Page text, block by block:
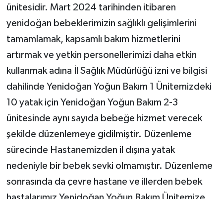
ünitesidir. Mart 2024 tarihinden itibaren
yenidoğan bebeklerimizin sağlıklı gelişimlerini
tamamlamak, kapsamlı bakım hizmetlerini
artırmak ve yetkin personellerimizi daha etkin
kullanmak adına İl Sağlık Müdürlüğü izni ve bilgisi
dahilinde Yenidoğan Yoğun Bakım 1 Ünitemizdeki
10 yatak için Yenidoğan Yoğun Bakım 2-3
ünitesinde aynı sayıda bebeğe hizmet verecek
şekilde düzenlemeye gidilmiştir. Düzenleme
sürecinde Hastanemizden il dışına yatak
nedeniyle bir bebek sevki olmamıştır. Düzenleme
sonrasında da çevre hastane ve illerden bebek